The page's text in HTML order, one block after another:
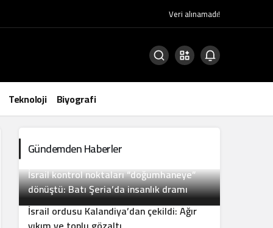
Veri alınamadı!
Teknoloji Biyografi
Gündemden Haberler
İsrail kontrol noktaları “doğumhaneye”
dönüştü: Batı Şeria’da insanlık dramı
2
İsrail ordusu Kalandiya’dan çekildi: Ağır
3